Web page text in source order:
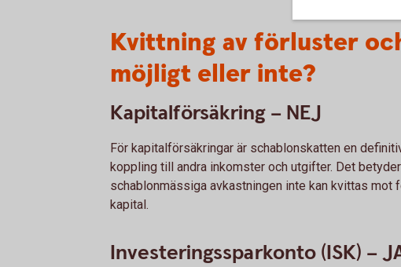
Kvittning av förluster
möjligt eller inte?
Kapitalförsäkring – NEJ
För kapitalförsäkringar är schablonskatten en
koppling till andra inkomster och utgifter. Det
schablonmässiga avkastningen inte kan kvittas mot
kapital.
Investeringssparkonto (ISK) –